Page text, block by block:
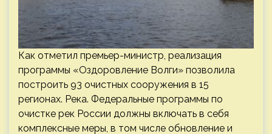
Как отметил премьер-министр, реализация
программы «Оздоровление Волги» позволила
построить 93 очистных сооружения в 15
регионах. Река. Федеральные программы по
очистке рек России должны включать в себя
комплексные меры, в том числе обновление и